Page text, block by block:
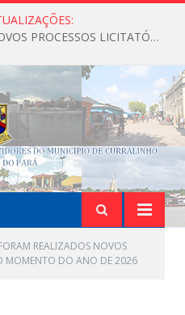
NÃO FORAM REALIZADOS NOVOS PROCESSOS LICITATÓRIOS ATÉ O MOMENTO DO ANO DE 2026
REALIZADOS NOVOS
MOMENTO DO ANO DE 2026